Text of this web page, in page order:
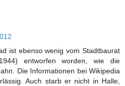
ist ebenso wenig vom Stadtbaurat
entworfen worden, wie die
Die Informationen bei Wikipedia
Auch starb er nicht in Halle,